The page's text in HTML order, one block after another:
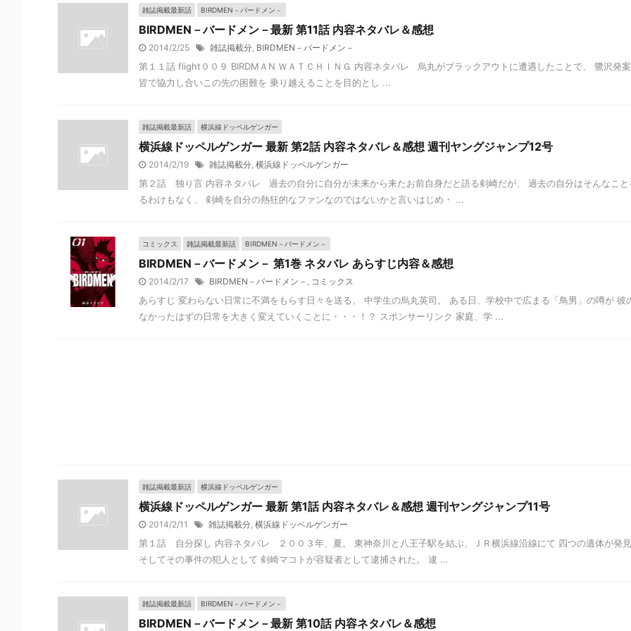
雑誌掲載最新話 BIRDMEN－バードメン－
BIRDMEN－バードメン－最新 第11話 内容ネタバレ＆感想
2014/2/25 雑誌掲載分 BIRDMEN－バードメン－
第１１話 flight００９ BIRDMＡN ＷＡＴＣＨＩＮＧ 内容ネタバレ 烏丸がブラックアウトに遭遇したことで、 鷺沢発
皆で協力し合いこの先の困難を 乗り越えることを目的とし ...
雑誌掲載最新話 横浜線ドッペルゲンガー
横浜線ドッペルゲンガー 最新 第2話 内容ネタバレ＆感想 週刊ヤングジャンプ12号
2014/2/19 雑誌掲載分 横浜線ドッペルゲンガー
第２話 独り言 内容ネタバレ 過去の自分に自分が未来から来たお前自身だと語る剣崎だが、 過去の自分はそんなこと
るわけもなく、 剣崎を自分の熱狂的なファンなのではないかと言いはじめ・ ...
コミックス 雑誌掲載最新話 BIRDMEN－バードメン－
BIRDMEN－バードメン－ 第1巻 ネタバレ あらすじ内容＆感想
2014/2/17 BIRDMEN－バードメン－ コミックス
あらすじ 変わらない日常に不満をもらす日々を送る、 中学生の烏丸英司。 ある日、学校中で広まる「鳥男」の噂が 彼
なかったはずの日常を大きく変えていくことに・・・！？ スポンサーリンク 家庭、学 ...
雑誌掲載最新話 横浜線ドッペルゲンガー
横浜線ドッペルゲンガー 最新 第1話 内容ネタバレ＆感想 週刊ヤングジャンプ11号
2014/2/11 雑誌掲載分 横浜線ドッペルゲンガー
第１話 自分探し 内容ネタバレ ２００３年、夏。 東神奈川と八王子駅を結ぶ、ＪＲ横浜線沿線にて 四つの遺体が発
そしてその事件の犯人として 剣崎マコトが容疑者として逮捕された。 逮 ...
雑誌掲載最新話 BIRDMEN－バードメン－
BIRDMEN－バードメン－最新 第10話 内容ネタバレ＆感想